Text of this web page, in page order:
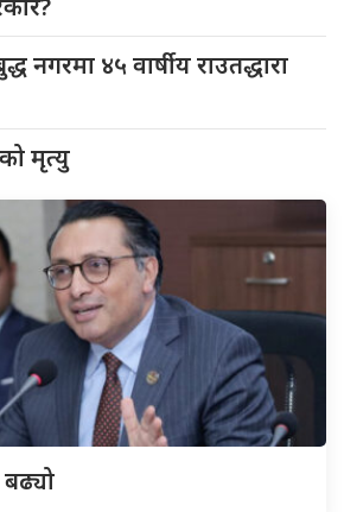
नगरमा ४५ वार्षीय राउतद्धारा
मृत्यु